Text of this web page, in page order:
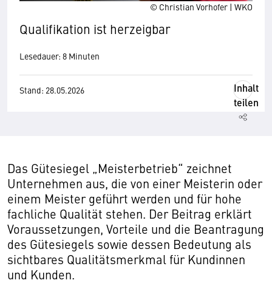
© Christian Vorhofer | WKO
Qualifikation ist herzeigbar
Lesedauer: 8 Minuten
Stand: 28.05.2026
Inhalt
teilen
Das Gütesiegel „Meisterbetrieb“ zeichnet
Unternehmen aus, die von einer Meisterin oder
einem Meister geführt werden und für hohe
fachliche Qualität stehen. Der Beitrag erklärt
Voraussetzungen, Vorteile und die Beantragung
des Gütesiegels sowie dessen Bedeutung als
sichtbares Qualitätsmerkmal für Kundinnen
und Kunden.